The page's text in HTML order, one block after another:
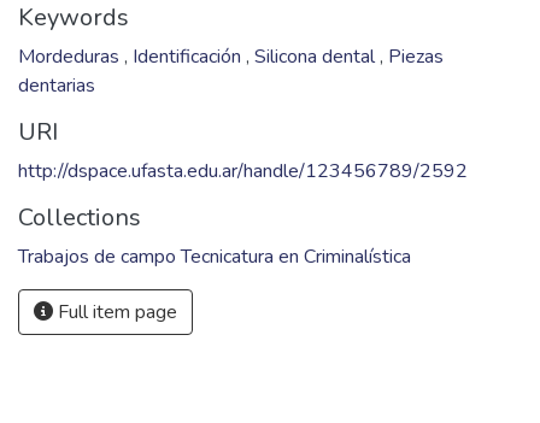
Keywords
Mordeduras , Identificación , Silicona dental, Piezas
dentarias
URI
http://dspace.ufasta.edu.ar/handle/123456789/2592
Collections
Trabajos de campo Tecnicatura en Criminalística
Full item page